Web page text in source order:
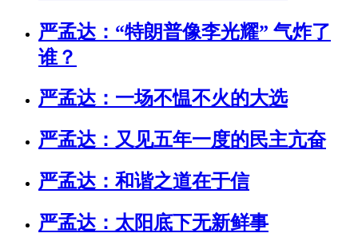
严孟达：“特朗普像李光耀” 气炸了
谁？
严孟达：一场不愠不火的大选
严孟达：又见五年一度的民主亢奋
严孟达：和谐之道在于信
严孟达：太阳底下无新鲜事